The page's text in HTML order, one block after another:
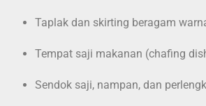
Taplak dan skirting beragam
Tempat saji makanan (chafing
Sendok saji, nampan, dan